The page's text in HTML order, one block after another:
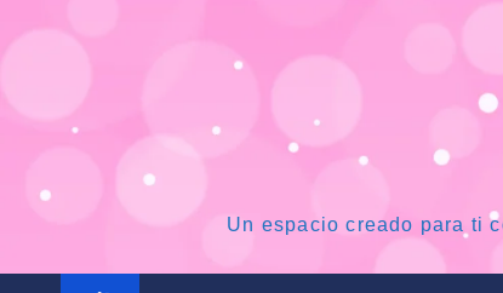
Un espacio creado para ti